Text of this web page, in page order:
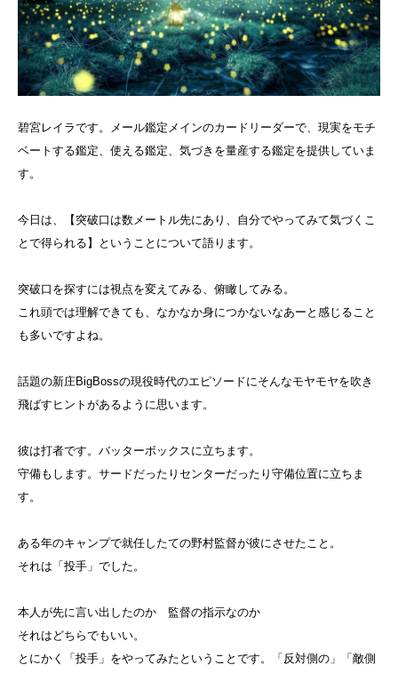
碧宮レイラです。メール鑑定メインのカードリーダーで、現実をモチ
ベートする鑑定、使える鑑定、気づきを量産する鑑定を提供していま
す。
今日は、【突破口は数メートル先にあり、自分でやってみて気づくこ
とで得られる】ということについて語ります。
突破口を探すには視点を変えてみる、俯瞰してみる。
これ頭では理解できても、なかなか身につかないなあーと感じること
も多いですよね。
話題の新庄BigBossの現役時代のエピソードにそんなモヤモヤを吹き
飛ばすヒントがあるように思います。
彼は打者です。バッターボックスに立ちます。
守備もします。サードだったりセンターだったり守備位置に立ちま
す。
ある年のキャンプで就任したての野村監督が彼にさせたこと。
それは「投手」でした。
本人が先に言い出したのか 監督の指示なのか
それはどちらでもいい。
とにかく「投手」をやってみたということです。「反対側の」「敵側